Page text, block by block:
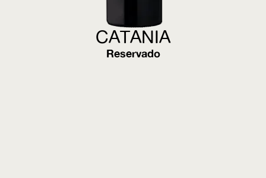
CATANIA
Reservado